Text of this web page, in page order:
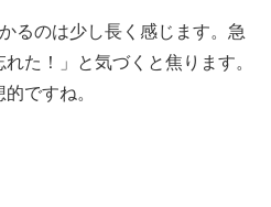
るのは少し長く感じます。急
た！」と気づくと焦ります。
ですね。